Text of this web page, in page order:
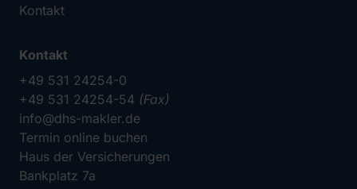
Kontakt
Kontakt
+49 531 24254-0
+49 531 24254-54 (Fax)
info@dhs-makler.de
Termin online buchen
Haus der Versicherungen
Bankplatz 7a